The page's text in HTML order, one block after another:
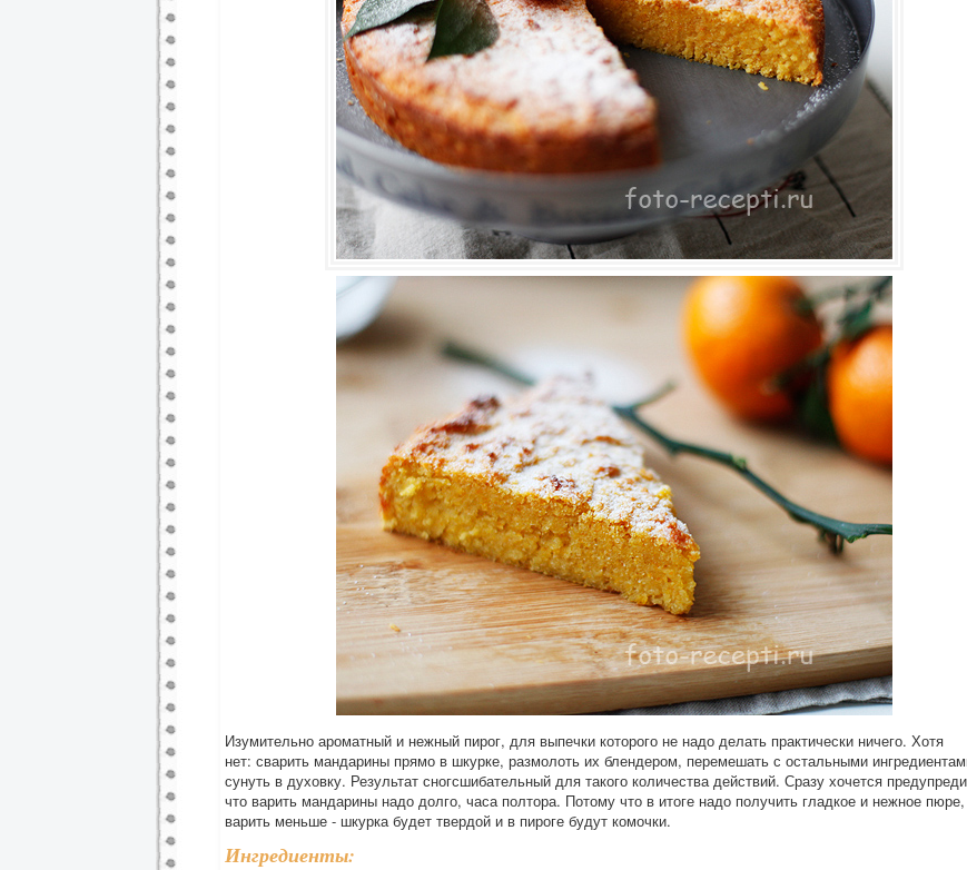
Изумительно ароматный и нежный пирог, для выпечки которого не надо делать практически ничего. Хотя
нет: сварить мандарины прямо в шкурке, размолоть их блендером, перемешать с остальными
сунуть в духовку. Результат сногсшибательный для такого количества действий. Сразу хочется
что варить мандарины надо долго, часа полтора. Потому что в итоге надо получить гладкое и нежное
варить меньше - шкурка будет твердой и в пироге будут комочки.
Ингредиенты: